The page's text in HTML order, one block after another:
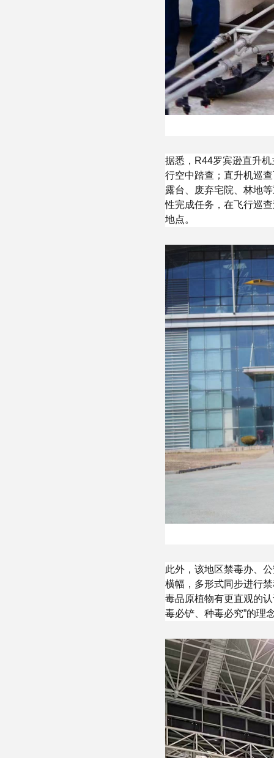
据悉，R44罗宾逊直升
行空中踏查；直升机巡
露台、废弃宅院、林地
性完成任务，在飞行巡
地点。
此外，该地区禁毒办、
横幅，多形式同步进行
毒品原植物有更直观的
毒必铲、种毒必究”的理